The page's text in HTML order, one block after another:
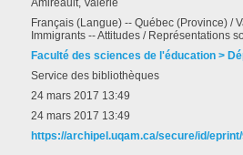
Amireault, Valérie
Français (Langue) -- Québec (Province) /
Immigrants -- Attitudes / Représentations
Faculté des sciences de l'éducation >
Service des bibliothèques
24 mars 2017 13:49
24 mars 2017 13:49
https://archipel.uqam.ca/secure/id/